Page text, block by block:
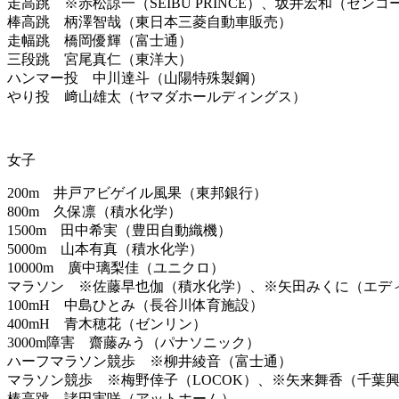
棒高跳 柄澤智哉（東日本三菱自動車販売）
走幅跳 橋岡優輝（富士通）
三段跳 宮尾真仁（東洋大）
ハンマー投 中川達斗（山陽特殊製鋼）
やり投 﨑山雄太（ヤマダホールディングス）
女子
200m 井戸アビゲイル風果（東邦銀行）
800m 久保凛（積水化学）
1500m 田中希実（豊田自動織機）
5000m 山本有真（積水化学）
10000m 廣中璃梨佳（ユニクロ）
マラソン ※佐藤早也伽（積水化学）、※矢田みくに（エデ
100mH 中島ひとみ（長谷川体育施設）
400mH 青木穂花（ゼンリン）
3000m障害 齋藤みう（パナソニック）
ハーフマラソン競歩 ※柳井綾音（富士通）
マラソン競歩 ※梅野倖子（LOCOK）、※矢来舞香（千葉興